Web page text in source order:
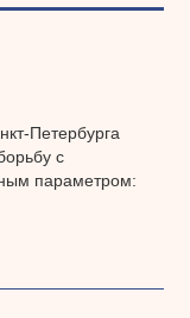
Петербурга
с
параметром: